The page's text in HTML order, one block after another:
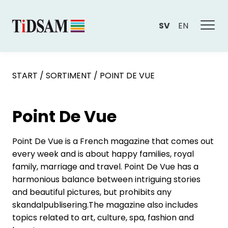
SV EN
START / SORTIMENT / POINT DE VUE
Point De Vue
Point De Vue is a French magazine that comes out
every week and is about happy families, royal
family, marriage and travel. Point De Vue has a
harmonious balance between intriguing stories
and beautiful pictures, but prohibits any
skandalpublisering.The magazine also includes
topics related to art, culture, spa, fashion and